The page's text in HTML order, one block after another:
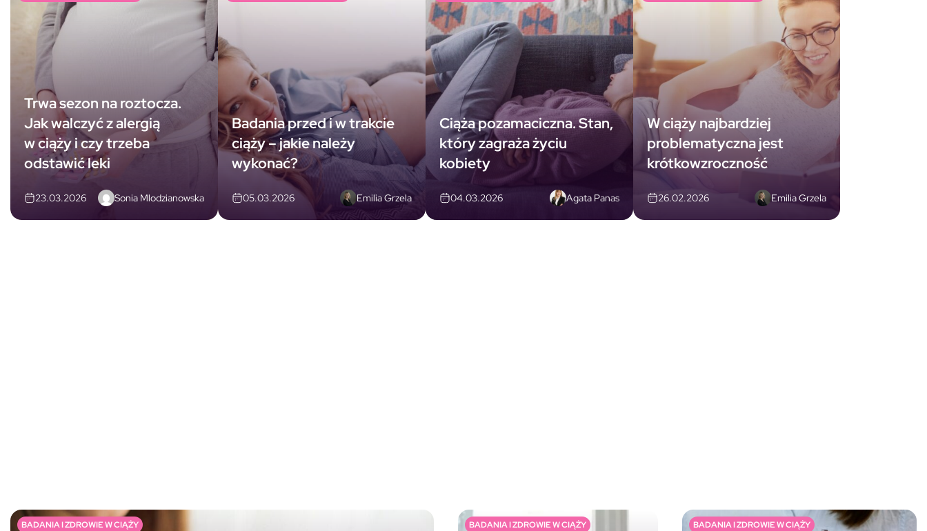
Trwa sezon na roztocza.
Jak walczyć z alergią
w ciąży i czy trzeba
odstawić leki
23.03.2026 Sonia Mlodzianowska
Badania przed i w trakcie
ciąży – jakie należy
wykonać?
05.03.2026 Emilia Grzela
Ciąża pozamaciczna. Stan,
który zagraża życiu
kobiety
04.03.2026 Agata Panas
W ciąży najbardziej
problematyczna jest
krótkowzroczność
26.02.2026 Emilia Grzela
BADANIA I ZDROWIE W CIĄŻY BADANIA I ZDROWIE W CIĄŻY BADANIA I ZDROWIE W CIĄŻY